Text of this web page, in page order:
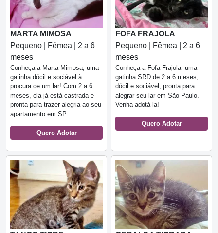
MARTA MIMOSA
Pequeno | Fêmea | 2 a 6
meses
Conheça a Marta Mimosa, uma
gatinha dócil e sociável à
procura de um lar! Com 2 a 6
meses, ela já está castrada e
pronta para trazer alegria ao seu
apartamento em SP.
Quero Adotar
FOFA FRAJOLA
Pequeno | Fêmea | 2 a 6
meses
Conheça a Fofa Frajola, uma
gatinha SRD de 2 a 6 meses,
dócil e sociável, pronta para
alegrar seu lar em São Paulo.
Venha adotá-la!
Quero Adotar